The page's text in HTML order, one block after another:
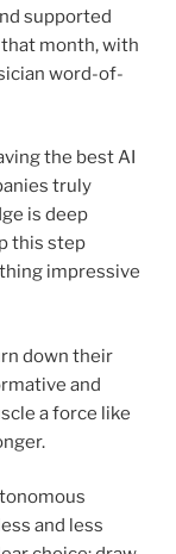
supported
month, with
word-of-
the best AI
truly
is deep
this step
impressive
down their
and
a force like
and less